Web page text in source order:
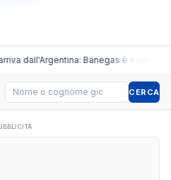
dall'Argentina: Banegas è il nuovo
Cerca giocatore CERCA